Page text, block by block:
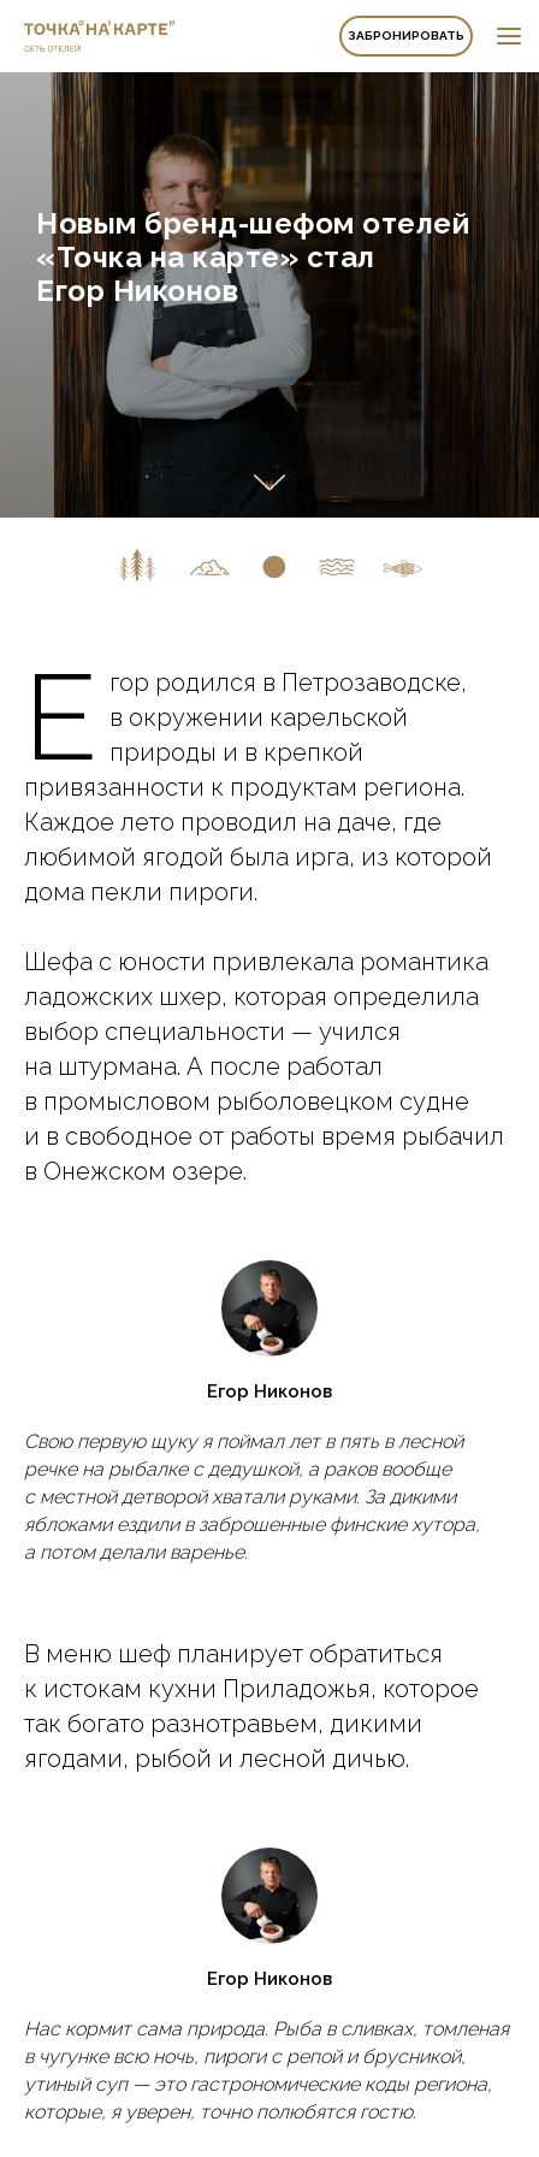
ЗАБРОНИРОВАТЬ
Новым бренд-шефом отелей
«Точка на карте» стал
Егор Никонов
Е
гор родился в Петрозаводске,
в окружении карельской
природы и в крепкой
привязанности к продуктам региона.
Каждое лето проводил на даче, где
любимой ягодой была ирга, из которой
дома пекли пироги.
Шефа с юности привлекала романтика
ладожских шхер, которая определила
выбор специальности — учился
на штурмана. А после работал
в промысловом рыболовецком судне
и в свободное от работы время рыбачил
в Онежском озере.
Егор Никонов
Свою первую щуку я поймал лет в пять в лесной
речке на рыбалке с дедушкой, а раков вообще
с местной детворой хватали руками. За дикими
яблоками ездили в заброшенные финские хутора,
а потом делали варенье.
В меню шеф планирует обратиться
к истокам кухни Приладожья, которое
так богато разнотравьем, дикими
ягодами, рыбой и лесной дичью.
Егор Никонов
Нас кормит сама природа. Рыба в сливках, томленая
в чугунке всю ночь, пироги с репой и брусникой,
утиный суп — это гастрономические коды региона,
которые, я уверен, точно полюбятся гостю.